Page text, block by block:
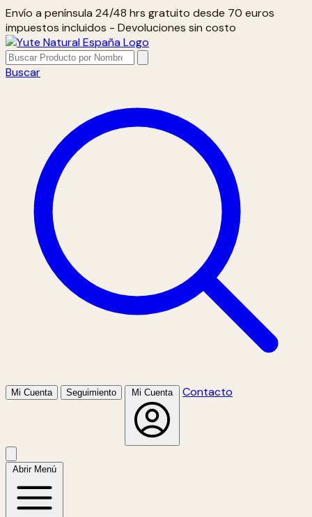
Envío a península 24/48 hrs gratuito desde 70 euros
impuestos incluidos - Devoluciones sin costo
Buscar
Mi Cuenta Seguimiento Mi Cuenta Contacto
Abrir Menú